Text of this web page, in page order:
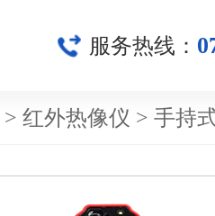
服务热线：
> 红外热像仪 > 手持